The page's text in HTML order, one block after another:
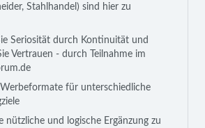
Stahlhandel) sind hier zu
Seriosität durch Kontinuität und
Vertrauen - durch Teilnahme im
Werbeformate für unterschiedliche
nützliche und logische Ergänzung zu